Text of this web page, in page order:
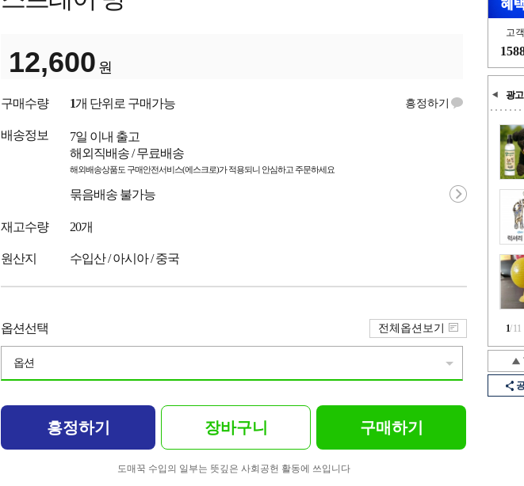
고
광고
1/11
12,600 원
구매수량 1개 단위로 구매가능 흥정하기
배송정보
7일 이내 출고
해외직배송 / 무료배송
해외배송상품도 구매안전서비스(에스크로)가 적용되니 안심하고 주문하세요
묶음배송 불가능
재고수량 20개
원산지 수입산 / 아시아 / 중국
옵션선택
옵션
전체옵션보기
흥정하기 장바구니 구매하기
도매꾹 수입의 일부는 뜻깊은 사회공헌 활동에 쓰입니다